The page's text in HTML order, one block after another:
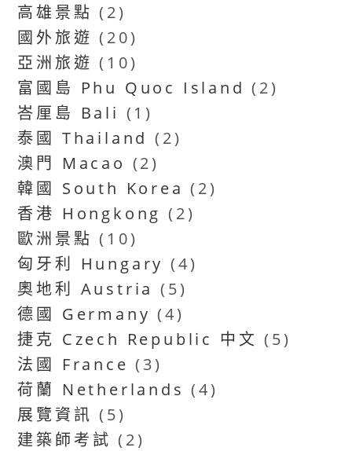
高雄景點 (2)
國外旅遊 (20)
亞洲旅遊 (10)
富國島 Phu Quoc Island (2)
峇厘島 Bali (1)
泰國 Thailand (2)
澳門 Macao (2)
韓國 South Korea (2)
香港 Hongkong (2)
歐洲景點 (10)
匈牙利 Hungary (4)
奧地利 Austria (5)
德國 Germany (4)
捷克 Czech Republic 中文 (5)
法國 France (3)
荷蘭 Netherlands (4)
展覽資訊 (5)
建築師考試 (2)